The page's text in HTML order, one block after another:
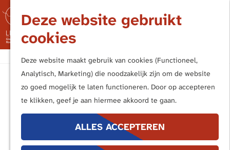
Deze website gebruikt
cookies
Deze website maakt gebruik van cookies (Functioneel,
Analytisch, Marketing) die noodzakelijk zijn om de website
zo goed mogelijk te laten functioneren. Door op accepteren
te klikken, geef je aan hiermee akkoord te gaan.
ALLES ACCEPTEREN
M
n
u
Duitsland
Frontiers of the Roman Empire
Terug UITVOERINGSAGENDA
Publieksbereik
Handboek Limes
Promotiemiddelen
Buitenborden
Stripboek op
Katwijkse
basisscholen